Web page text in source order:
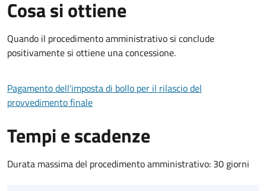
Cosa si ottiene
Quando il procedimento amministrativo si conclude
positivamente si ottiene una concessione.
Pagamento dell'imposta di bollo per il rilascio del
provvedimento finale
Tempi e scadenze
Durata massima del procedimento amministrativo: 30 giorni